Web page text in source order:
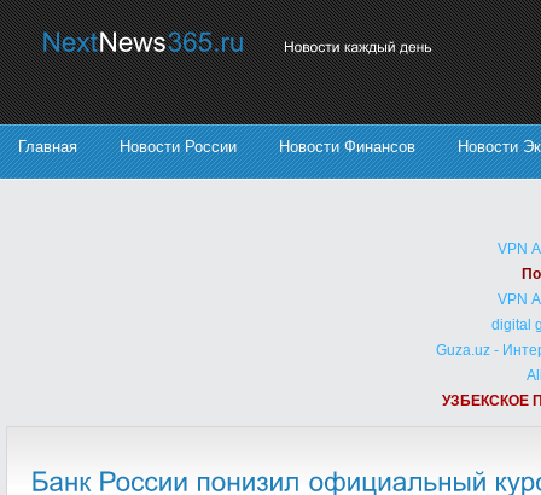
Главная Новости России Новости Финансов Новости
VPN
VPN
digital
Guza.uz -
УЗБЕКСКОЕ